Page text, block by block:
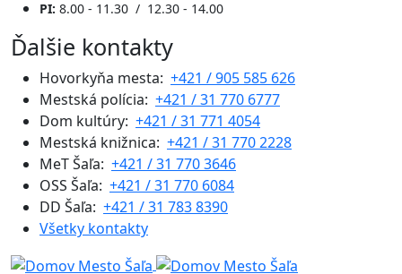
PI: 8.00 - 11.30 / 12.30 - 14.00
Ďalšie kontakty
Hovorkyňa mesta: +421 / 905 585 626
Mestská polícia: +421 / 31 770 6777
Dom kultúry: +421 / 31 771 4054
Mestská knižnica: +421 / 31 770 2228
MeT Šaľa: +421 / 31 770 3646
OSS Šaľa: +421 / 31 770 6084
DD Šaľa: +421 / 31 783 8390
Všetky kontakty